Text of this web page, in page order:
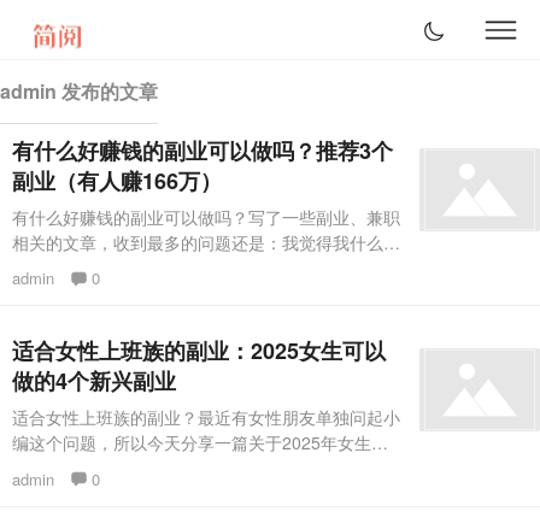
admin 发布的文章
有什么好赚钱的副业可以做吗？推荐3个
副业（有人赚166万）
有什么好赚钱的副业可以做吗？写了一些副业、兼职
相关的文章，收到最多的问题还是：我觉得我什么都
不会啊，我觉得我一无所长、到底要怎么开始啊？不
要轻易否定自己，你并不是一无所长。你只是不知道
能变现的可造之才罢了。今天话不多说，分享3个每
个人都能上手的副业。1、任务平台任务平台就是给
没资源没人脉的人准备的，适合一般的在校学生，每
天动动手指就能赚些钱，一天赚个8
admin 0
适合女性上班族的副业：2025女生可以
做的4个新兴副业
适合女性上班族的副业？最近有女性朋友单独问起小
编这个问题，所以今天分享一篇关于2025年女生可
以做的4个新兴副业文章，干得好能月入过万哦。01
朋友聊起她一个闺蜜，前几个月因为公司没开张不用
admin 0